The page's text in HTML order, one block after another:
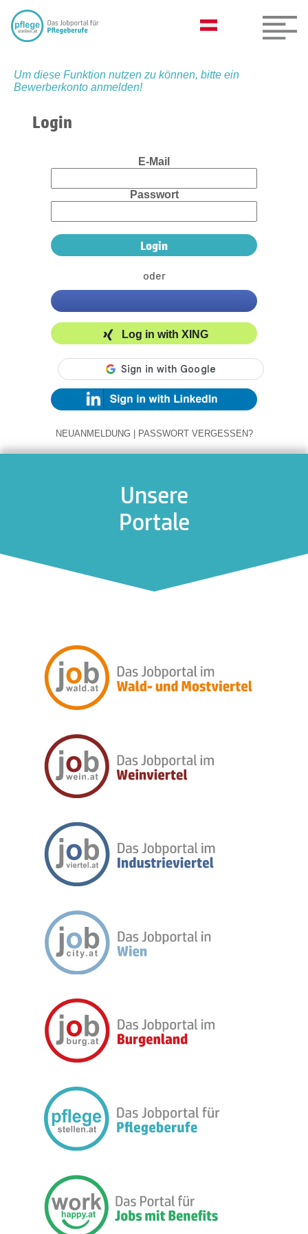
Um diese Funktion nutzen zu können, bitte ein
Bewerberkonto anmelden!
Login
E-Mail
Passwort
oder
Log in with XING
NEUANMELDUNG | PASSWORT VERGESSEN?
Unsere
Portale